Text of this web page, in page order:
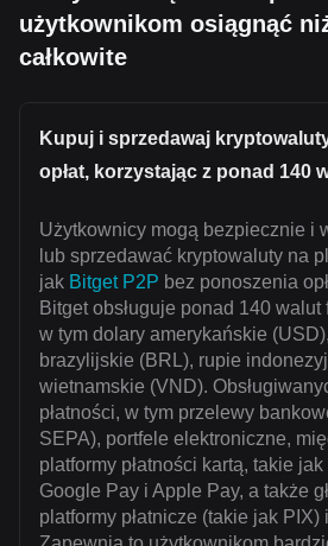
użytkownikom osiągnąć
całkowite
Kupuj i sprzedawaj
opłat, korzystając z ponad 140
Użytkownicy mogą bezpiecznie i
lub sprzedawać kryptowaluty na
jak Bitget P2P bez ponoszenia
Bitget obsługuje ponad 140 walut
w tym dolary amerykańskie
brazylijskie (BRL), rupie
wietnamskie (VND).
płatności, w tym przelewy
SEPA), portfele elektroniczne,
platformy płatności kartą, takie
Google Pay i Apple Pay, a także
platformy płatnicze (takie jak PIX)